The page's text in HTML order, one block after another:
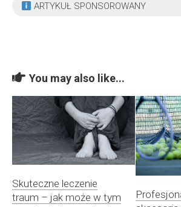
ARTYKUŁ SPONSOROWANY
You may also like...
Skuteczne leczenie
traum – jak może w tym